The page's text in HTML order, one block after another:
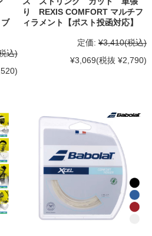
込)
り REXIS COMFORT マルチフ
ィラメント【ポスト投函対応】
定価: ¥3,410(税込)
¥3,069(税抜 ¥2,790)